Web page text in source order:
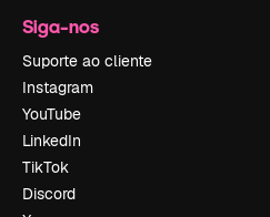
Siga-nos
Suporte ao cliente
Instagram
YouTube
LinkedIn
TikTok
Discord